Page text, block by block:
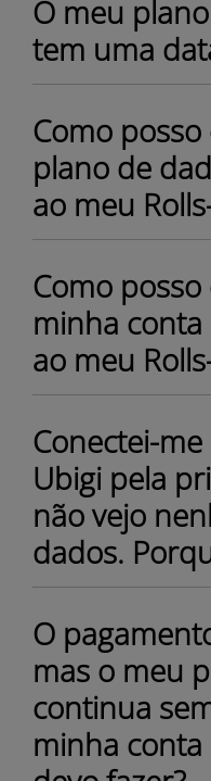
O meu
tem uma
Como
plano de
ao meu
Como
minha
ao meu
Conectei-
Ubigi pela
não vejo
dados.
O
mas o meu
continua
minha